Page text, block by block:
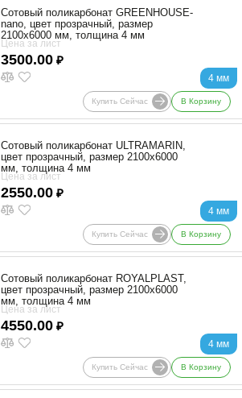
4 мм
Сотовый поликарбонат GREENHOUSE-
nano, цвет прозрачный, размер
2100x6000 мм, толщина 4 мм
Цена за лист
3500.00 ₽
Купить Сейчас В Корзину
4 мм
Сотовый поликарбонат ULTRAMARIN,
цвет прозрачный, размер 2100x6000
мм, толщина 4 мм
Цена за лист
2550.00 ₽
Купить Сейчас В Корзину
4 мм
Сотовый поликарбонат ROYALPLAST,
цвет прозрачный, размер 2100x6000
мм, толщина 4 мм
Цена за лист
4550.00 ₽
Купить Сейчас В Корзину